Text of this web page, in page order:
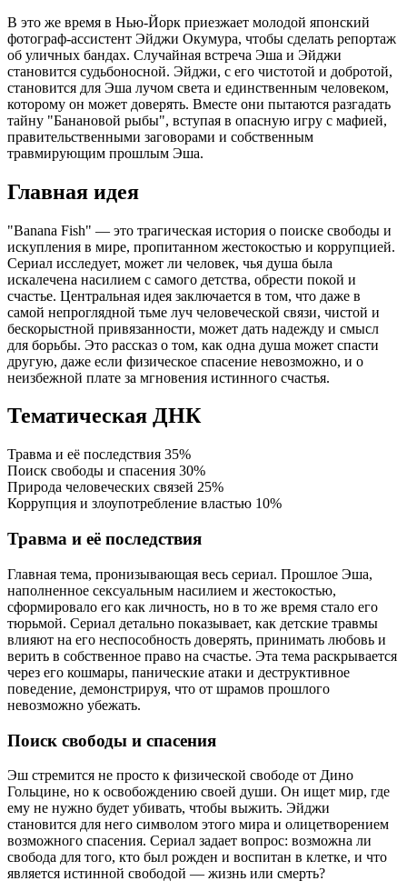
В это же время в Нью-Йорк приезжает молодой японский
фотограф-ассистент Эйджи Окумура, чтобы сделать репортаж
об уличных бандах. Случайная встреча Эша и Эйджи
становится судьбоносной. Эйджи, с его чистотой и добротой,
становится для Эша лучом света и единственным человеком,
которому он может доверять. Вместе они пытаются разгадать
тайну "Банановой рыбы", вступая в опасную игру с мафией,
правительственными заговорами и собственным
травмирующим прошлым Эша.
Главная идея
"Banana Fish" — это трагическая история о поиске свободы и
искупления в мире, пропитанном жестокостью и коррупцией.
Сериал исследует, может ли человек, чья душа была
искалечена насилием с самого детства, обрести покой и
счастье. Центральная идея заключается в том, что даже в
самой непроглядной тьме луч человеческой связи, чистой и
бескорыстной привязанности, может дать надежду и смысл
для борьбы. Это рассказ о том, как одна душа может спасти
другую, даже если физическое спасение невозможно, и о
неизбежной плате за мгновения истинного счастья.
Тематическая ДНК
Травма и её последствия 35%
Поиск свободы и спасения 30%
Природа человеческих связей 25%
Коррупция и злоупотребление властью 10%
Травма и её последствия
Главная тема, пронизывающая весь сериал. Прошлое Эша,
наполненное сексуальным насилием и жестокостью,
сформировало его как личность, но в то же время стало его
тюрьмой. Сериал детально показывает, как детские травмы
влияют на его неспособность доверять, принимать любовь и
верить в собственное право на счастье. Эта тема раскрывается
через его кошмары, панические атаки и деструктивное
поведение, демонстрируя, что от шрамов прошлого
невозможно убежать.
Поиск свободы и спасения
Эш стремится не просто к физической свободе от Дино
Гольцине, но к освобождению своей души. Он ищет мир, где
ему не нужно будет убивать, чтобы выжить. Эйджи
становится для него символом этого мира и олицетворением
возможного спасения. Сериал задает вопрос: возможна ли
свобода для того, кто был рожден и воспитан в клетке, и что
является истинной свободой — жизнь или смерть?